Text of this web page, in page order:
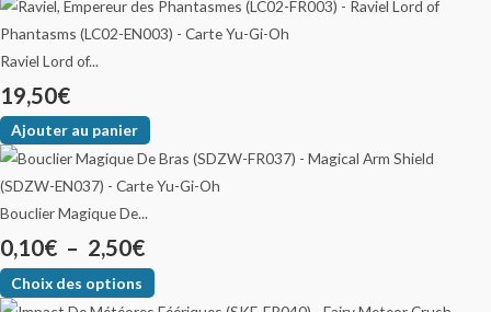
Raviel Lord of...
19,50€
Ajouter au panier
Bouclier Magique De...
0,10€ – 2,50€
Choix des options